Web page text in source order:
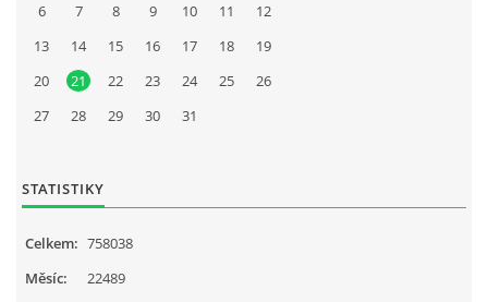
6
7 8 9 10 11
12
13
14 15 16 17 18
19
20
21 22 23 24 25
26
27
28 29 30 31
STATISTIKY
Celkem: 758038
Měsíc:
22489